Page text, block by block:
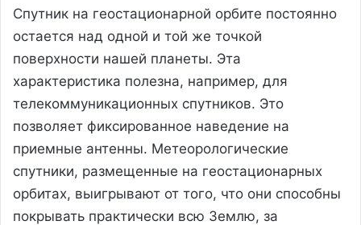
Спутник на геостационарной орбите постоянно
остается над одной и той же точкой
поверхности нашей планеты. Эта
характеристика полезна, например, для
телекоммуникационных спутников. Это
позволяет фиксированное наведение на
приемные антенны. Метеорологические
спутники, размещенные на геостационарных
орбитах, выигрывают от того, что они способны
покрывать практически всю Землю, за